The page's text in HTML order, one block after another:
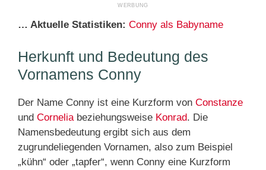
… Aktuelle Statistiken: Conny als Babyname
Herkunft und Bedeutung des
Vornamens Conny
Der Name Conny ist eine Kurzform von Constanze
und Cornelia beziehungsweise Konrad. Die
Namensbedeutung ergibt sich aus dem
zugrundeliegenden Vornamen, also zum Beispiel
„kühn“ oder „tapfer“, wenn Conny eine Kurzform